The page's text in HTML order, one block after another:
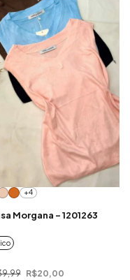
+4
Morgana - 1201263
R$20,00